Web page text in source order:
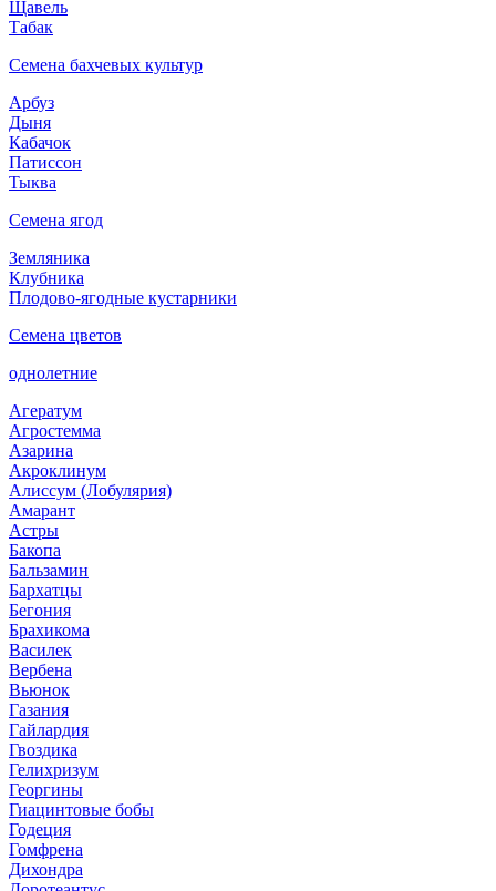
Щавель
Табак
Семена бахчевых культур
Арбуз
Дыня
Кабачок
Патиссон
Тыква
Семена ягод
Земляника
Клубника
Плодово-ягодные кустарники
Семена цветов
однолетние
Агератум
Агростемма
Азарина
Акроклинум
Алиссум (Лобулярия)
Амарант
Астры
Бакопа
Бальзамин
Бархатцы
Бегония
Брахикома
Василек
Вербена
Вьюнок
Газания
Гайлардия
Гвоздика
Гелихризум
Георгины
Гиацинтовые бобы
Годеция
Гомфрена
Дихондра